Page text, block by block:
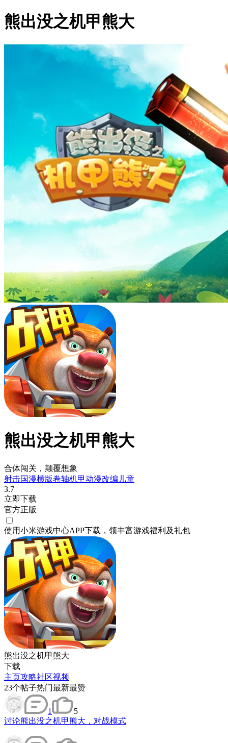
熊出没之机甲熊大
熊出没之机甲熊大
合体闯关，颠覆想象
射击国漫横版卷轴机甲动漫改编 儿童
3.7
立即下载
官方正版
使用小米游戏中心APP下载 ，领丰富游戏福利 及礼包
熊出没之机甲熊大
下载
主页攻略社区视频
23个帖子热门最新最赞
1
5
讨论熊出没之机甲熊大，对战模式